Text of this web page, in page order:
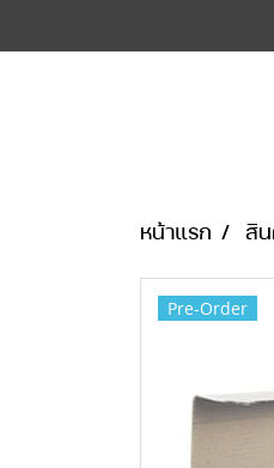
หน้าแรก สิ
Pre-Order